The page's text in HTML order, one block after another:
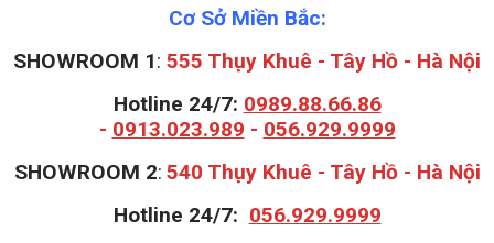
Cơ Sở Miền Bắc:
SHOWROOM 1: 555 Thụy Khuê - Tây Hồ - Hà Nội
Hotline 24/7: 0989.88.66.86
- 0913.023.989 - 056.929.9999
SHOWROOM 2: 540 Thụy Khuê - Tây Hồ - Hà Nội
Hotline 24/7: 056.929.9999